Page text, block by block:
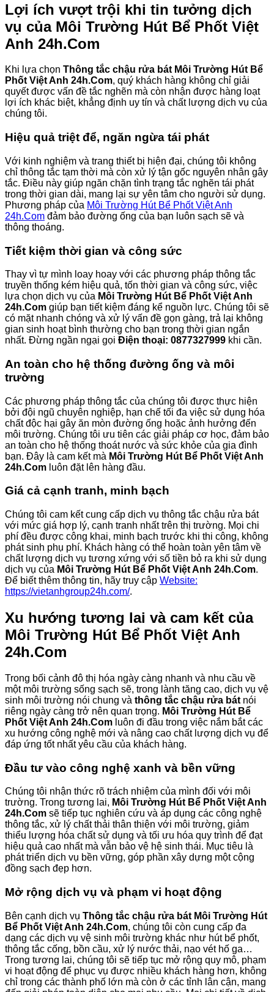
Lợi ích vượt trội khi tin tưởng dịch
vụ của Môi Trường Hút Bể Phốt Việt
Anh 24h.Com
Khi lựa chọn Thông tắc chậu rửa bát Môi Trường Hút Bể
Phốt Việt Anh 24h.Com, quý khách hàng không chỉ giải
quyết được vấn đề tắc nghẽn mà còn nhận được hàng loạt
lợi ích khác biệt, khẳng định uy tín và chất lượng dịch vụ của
chúng tôi.
Hiệu quả triệt để, ngăn ngừa tái phát
Với kinh nghiệm và trang thiết bị hiện đại, chúng tôi không
chỉ thông tắc tạm thời mà còn xử lý tận gốc nguyên nhân gây
tắc. Điều này giúp ngăn chặn tình trạng tắc nghẽn tái phát
trong thời gian dài, mang lại sự yên tâm cho người sử dụng.
Phương pháp của Môi Trường Hút Bể Phốt Việt Anh
24h.Com đảm bảo đường ống của bạn luôn sạch sẽ và
thông thoáng.
Tiết kiệm thời gian và công sức
Thay vì tự mình loay hoay với các phương pháp thông tắc
truyền thống kém hiệu quả, tốn thời gian và công sức, việc
lựa chọn dịch vụ của Môi Trường Hút Bể Phốt Việt Anh
24h.Com giúp bạn tiết kiệm đáng kể nguồn lực. Chúng tôi sẽ
có mặt nhanh chóng và xử lý vấn đề gọn gàng, trả lại không
gian sinh hoạt bình thường cho bạn trong thời gian ngắn
nhất. Đừng ngần ngại gọi Điện thoại: 0877327999 khi cần.
An toàn cho hệ thống đường ống và môi
trường
Các phương pháp thông tắc của chúng tôi được thực hiện
bởi đội ngũ chuyên nghiệp, hạn chế tối đa việc sử dụng hóa
chất độc hại gây ăn mòn đường ống hoặc ảnh hưởng đến
môi trường. Chúng tôi ưu tiên các giải pháp cơ học, đảm bảo
an toàn cho hệ thống thoát nước và sức khỏe của gia đình
bạn. Đây là cam kết mà Môi Trường Hút Bể Phốt Việt Anh
24h.Com luôn đặt lên hàng đầu.
Giá cả cạnh tranh, minh bạch
Chúng tôi cam kết cung cấp dịch vụ thông tắc chậu rửa bát
với mức giá hợp lý, cạnh tranh nhất trên thị trường. Mọi chi
phí đều được công khai, minh bạch trước khi thi công, không
phát sinh phụ phí. Khách hàng có thể hoàn toàn yên tâm về
chất lượng dịch vụ tương xứng với số tiền bỏ ra khi sử dụng
dịch vụ của Môi Trường Hút Bể Phốt Việt Anh 24h.Com.
Để biết thêm thông tin, hãy truy cập Website:
https://vietanhgroup24h.com/.
Xu hướng tương lai và cam kết của
Môi Trường Hút Bể Phốt Việt Anh
24h.Com
Trong bối cảnh đô thị hóa ngày càng nhanh và nhu cầu về
một môi trường sống sạch sẽ, trong lành tăng cao, dịch vụ vệ
sinh môi trường nói chung và thông tắc chậu rửa bát nói
riêng ngày càng trở nên quan trọng. Môi Trường Hút Bể
Phốt Việt Anh 24h.Com luôn đi đầu trong việc nắm bắt các
xu hướng công nghệ mới và nâng cao chất lượng dịch vụ để
đáp ứng tốt nhất yêu cầu của khách hàng.
Đầu tư vào công nghệ xanh và bền vững
Chúng tôi nhận thức rõ trách nhiệm của mình đối với môi
trường. Trong tương lai, Môi Trường Hút Bể Phốt Việt Anh
24h.Com sẽ tiếp tục nghiên cứu và áp dụng các công nghệ
thông tắc, xử lý chất thải thân thiện với môi trường, giảm
thiểu lượng hóa chất sử dụng và tối ưu hóa quy trình để đạt
hiệu quả cao nhất mà vẫn bảo vệ hệ sinh thái. Mục tiêu là
phát triển dịch vụ bền vững, góp phần xây dựng một cộng
đồng sạch đẹp hơn.
Mở rộng dịch vụ và phạm vi hoạt động
Bên cạnh dịch vụ Thông tắc chậu rửa bát Môi Trường Hút
Bể Phốt Việt Anh 24h.Com, chúng tôi còn cung cấp đa
dạng các dịch vụ vệ sinh môi trường khác như hút bể phốt,
thông tắc cống, bồn cầu, xử lý nước thải, nạo vét hố ga…
Trong tương lai, chúng tôi sẽ tiếp tục mở rộng quy mô, phạm
vi hoạt động để phục vụ được nhiều khách hàng hơn, không
chỉ trong các thành phố lớn mà còn ở các tỉnh lân cận, mang